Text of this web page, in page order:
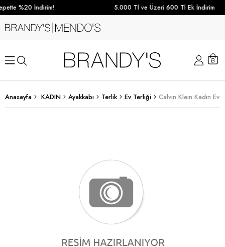
%20 İndirim! 5.000 Tl ve Üzeri 600 Tl Ek İndirim
Anasayfa KADIN Ayakkabı Terlik Ev Terliği Calvin Klein Kadın Ev